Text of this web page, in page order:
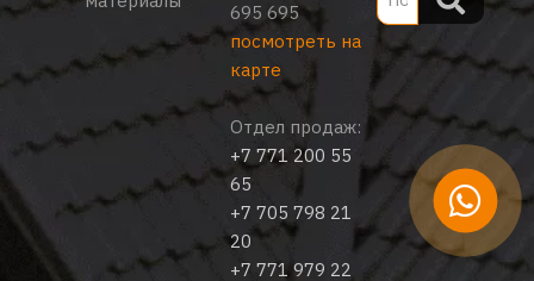
695 695
посмотреть на
карте
Отдел продаж:
+7 771 200 55
65
+7 705 798 21
20
+7 771 979 22